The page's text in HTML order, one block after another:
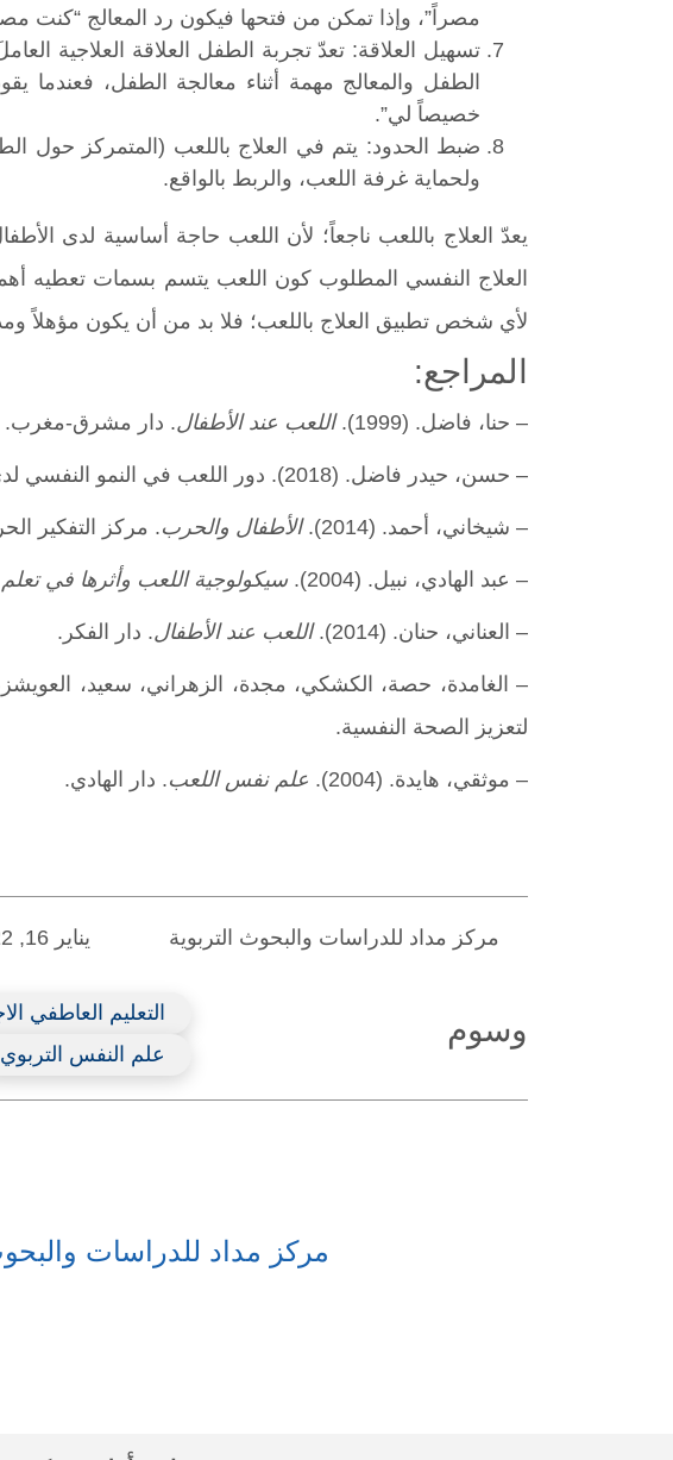
مصراً”، وإذا تمكن من فتحها فيكون رد المعالج “كنت
تسهيل العلاقة: تعدّ تجربة الطفل العلاقة العلاجية
الطفل والمعالج مهمة أثناء معالجة الطفل، فعندما
خصيصاً لي”.
ضبط الحدود: يتم في العلاج باللعب (المتمركز حول
ولحماية غرفة اللعب، والربط بالواقع.
يعدّ العلاج باللعب ناجعاً؛ لأن اللعب حاجة أساسية لدى
العلاج النفسي المطلوب كون اللعب يتسم بسمات تعطيه
لأي شخص تطبيق العلاج باللعب؛ فلا بد من أن يكون مؤهلاً
المراجع:
– حنا، فاضل. (1999). اللعب عند الأطفال. دار مشرق-مغرب.
– حسن، حيدر فاضل. (2018). دور اللعب في النمو النفسي لدى الأطفال.
– شيخاني، أحمد. (2014). الأطفال والحرب. مركز التفكير
– عبد الهادي، نبيل. (2004). سيكولوجية اللعب وأثرها في تعلم
– العناني، حنان. (2014). اللعب عند الأطفال. دار الفكر.
– الغامدة، حصة، الكشكي، مجدة، الزهراني، سعيد،
لتعزيز الصحة النفسية.
– موثقي، هايدة. (2004). علم نفس اللعب. دار الهادي.
مركز مداد للدراسات والبحوث التربوية يناير 16, 2022
وسوم التعليم العاطفي
علم النفس التربوي
مركز مداد للدراسات